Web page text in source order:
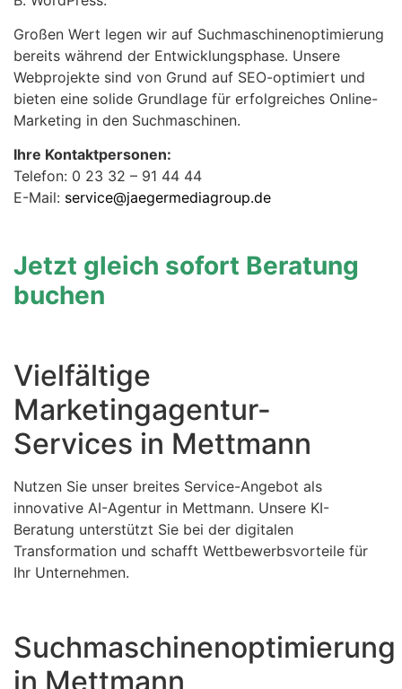
Großen Wert legen wir auf Suchmaschinenoptimierung
bereits während der Entwicklungsphase. Unsere
Webprojekte sind von Grund auf SEO-optimiert und
bieten eine solide Grundlage für erfolgreiches Online-
Marketing in den Suchmaschinen.
Ihre Kontaktpersonen:
Telefon: 0 23 32 – 91 44 44
E-Mail: service@jaegermediagroup.de
Jetzt gleich sofort Beratung
buchen
Vielfältige
Marketingagentur-
Services in Mettmann
Nutzen Sie unser breites Service-Angebot als
innovative AI-Agentur in Mettmann. Unsere KI-
Beratung unterstützt Sie bei der digitalen
Transformation und schafft Wettbewerbsvorteile für
Ihr Unternehmen.
Suchmaschinenoptimierung
in Mettmann